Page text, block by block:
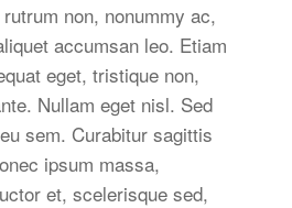
non, nonummy ac,
accumsan leo. Etiam
eget, tristique non,
Nullam eget nisl. Sed
sem. Curabitur sagittis
ipsum massa,
et, scelerisque sed,